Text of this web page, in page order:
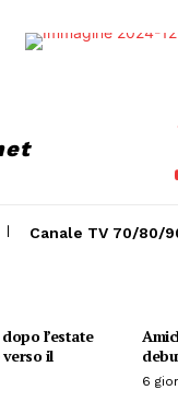
Canale TV 70/80/
l’estate
il
6